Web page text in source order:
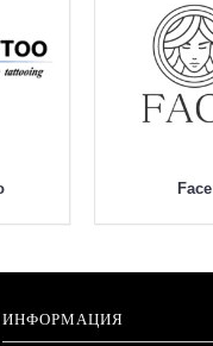
Face
ИНФОРМАЦИЯ